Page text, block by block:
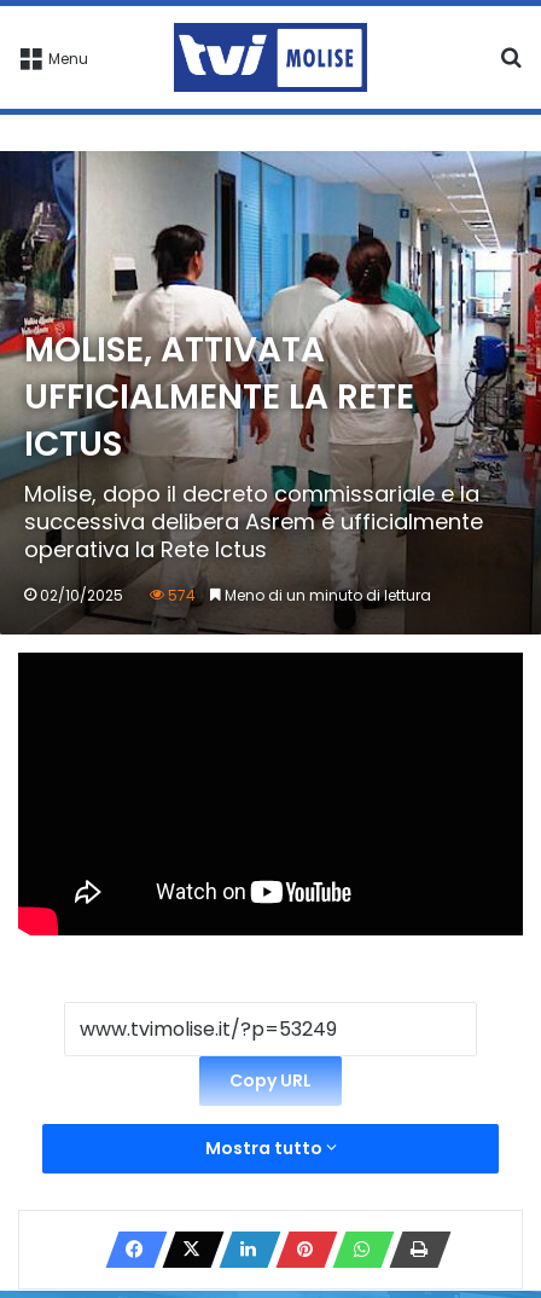
Menu
MOLISE, ATTIVATA
UFFICIALMENTE LA RETE
ICTUS
Molise, dopo il decreto commissariale e la
successiva delibera Asrem è ufficialmente
operativa la Rete Ictus
02/10/2025 574 Meno di un minuto di lettura
Copy URL
Mostra tutto